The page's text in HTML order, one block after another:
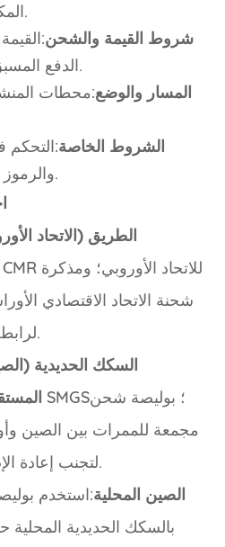
المكعب، عدد الطرود.
شروط القيمة والشحن
الدفع المسبق مقابل التحصيل.
المسار والوضع:محطات
الشروط الخاصة:التحكم
والرموز الخطرة، والتأمين.
الطريق (الاتحاد
شحنة الاتحاد الاقتصادي
لرابطة الدول المستقلة.
السكك الحديدية
لتجنب إعادة الإصدار على الحدود.
الصين المحلية:استخدم
بالسكك الحديدية المحلية